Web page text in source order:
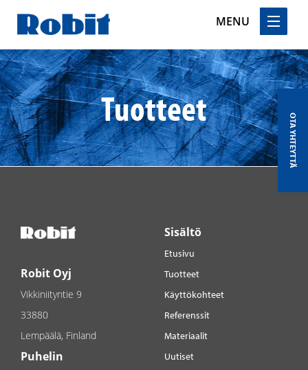
MENU
Skip
to
content
Tuotteet
OTA YHTEYTTÄ
Robit Oyj
Vikkiniityntie 9
33880
Lempäälä, Finland
Puhelin
Sisältö
Etusivu
Tuotteet
Käyttökohteet
Referenssit
Materiaalit
Uutiset